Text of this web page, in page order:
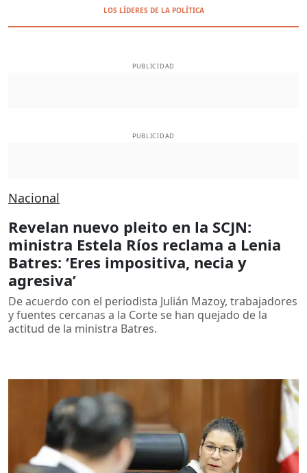
LOS LÍDERES DE LA POLÍTICA
PUBLICIDAD
PUBLICIDAD
Nacional
Revelan nuevo pleito en la SCJN:
ministra Estela Ríos reclama a Lenia
Batres: ‘Eres impositiva, necia y
agresiva’
De acuerdo con el periodista Julián Mazoy, trabajadores
y fuentes cercanas a la Corte se han quejado de la
actitud de la ministra Batres.